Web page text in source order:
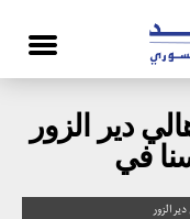
دير الزور
في
الزور